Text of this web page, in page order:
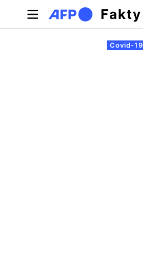
Skočiť na hlavný obsah
Fakty
Primárne karty
Covid-19